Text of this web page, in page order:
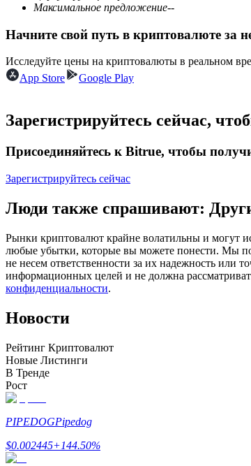
TradFi
Деривативы на акции, форекс, драгоценные
Присоединяйтесь к лучшим трейдерам
Максимальное предложение--
Начните свой путь в криптовалюте за
Исследуйте цены на криптовалюты в реальном
App Store
Google Play
Зарегистрируйтесь сейчас,
Присоединяйтесь к Bitrue, чтобы
Зарегистрируйтесь сейчас
Люди также спрашивают:
Рынки криптовалют крайне волатильны и могут
любые убытки, которые вы можете понести. Мы
не несем ответственности за их надежность или
информационных целей и не должна
конфиденциальности.
Новости
Рейтинг Криптовалют
Новые Листинги
В Тренде
Рост
PIPEDOGPipedog
$0.002445+144.50%